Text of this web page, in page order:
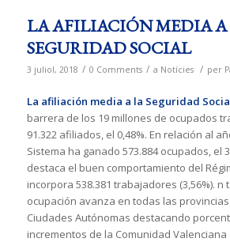
LA AFILIACIÓN MEDIA
SEGURIDAD SOCIAL
3 juliol, 2018 / 0 Comments / a Notícies / per
La afiliación media a la Seguridad
barrera de los 19 millones de ocupados
91.322 afiliados, el 0,48%. En relación al
Sistema ha ganado 573.884 ocupados, el
destaca el buen comportamiento del
incorpora 538.381 trabajadores (3,56%).
ocupación avanza en todas las
Ciudades Autónomas destacando
incrementos de la Comunidad Valenciana